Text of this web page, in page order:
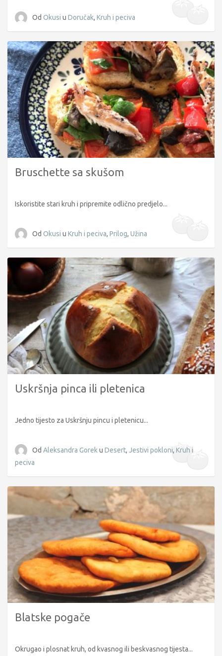
Od Okusi u Doručak, Kruh i peciva
Bruschette sa skušom
Iskoristite stari kruh i pripremite odlično predjelo...
Od Okusi u Kruh i peciva, Prilog, Užina
Uskršnja pinca ili pletenica
Jedno tijesto za Uskršnju pincu i pletenicu...
Od Aleksandra Gorek u Desert, Jestivi pokloni, Kruh i
peciva
Blatske pogače
Okrugao i plosnat kruh, od kvasnog ili beskvasnog tijesta...